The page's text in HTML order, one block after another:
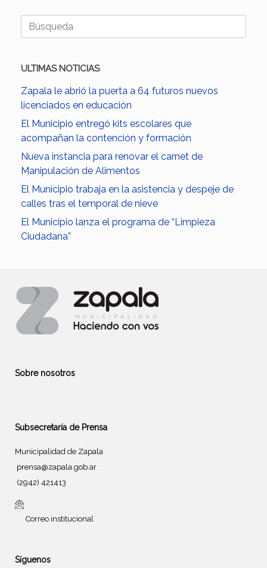
Buscar:
ULTIMAS NOTICIAS
Zapala le abrió la puerta a 64 futuros nuevos
licenciados en educación
El Municipio entregó kits escolares que
acompañan la contención y formación
Nueva instancia para renovar el carnet de
Manipulación de Alimentos
El Municipio trabaja en la asistencia y despeje de
calles tras el temporal de nieve
El Municipio lanza el programa de “Limpieza
Ciudadana”
Sobre nosotros
Subsecretaría de Prensa
Municipalidad de Zapala
prensa@zapala.gob.ar
(2942) 421413
Correo institucional
Síguenos